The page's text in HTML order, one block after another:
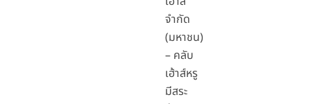
จำกัด
(มหาชน)
– คลับ
เฮ้าส์หรู
มีสระ